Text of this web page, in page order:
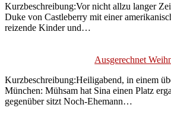
Kurzbeschreibung:Vor nicht allzu langer
Duke von Castleberry mit einer
reizende Kinder und…
Ausgerechnet
Kurzbeschreibung:Heiligabend, in einem
München: Mühsam hat Sina einen Platz
gegenüber sitzt Noch-Ehemann…